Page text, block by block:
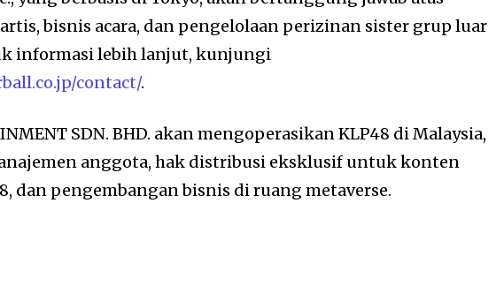
bisnis acara, dan pengelolaan perizinan sister grup luar
informasi lebih lanjut, kunjungi
contact/.
SDN. BHD. akan mengoperasikan KLP48 di Malaysia,
anggota, hak distribusi eksklusif untuk konten
dan pengembangan bisnis di ruang metaverse.